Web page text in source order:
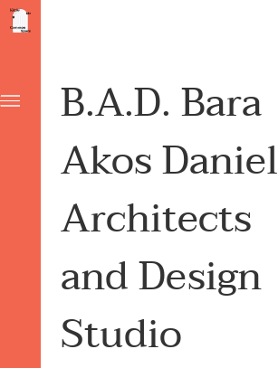
B.A.D. Bara
Akos Daniel
Architects
and Design
Studio